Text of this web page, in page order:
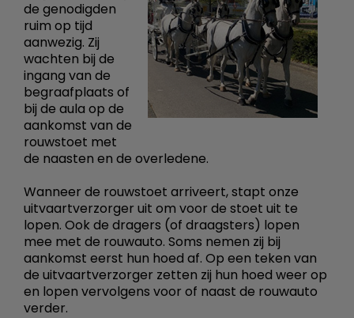
de genodigden
ruim op tijd
aanwezig. Zij
wachten bij de
ingang van de
begraafplaats of
bij de aula op de
aankomst van de
rouwstoet met
de naasten en de overledene.
Wanneer de rouwstoet arriveert, stapt onze
uitvaartverzorger uit om voor de stoet uit te
lopen. Ook de dragers (of draagsters) lopen
mee met de rouwauto. Soms nemen zij bij
aankomst eerst hun hoed af. Op een teken van
de uitvaartverzorger zetten zij hun hoed weer op
en lopen vervolgens voor of naast de rouwauto
verder.